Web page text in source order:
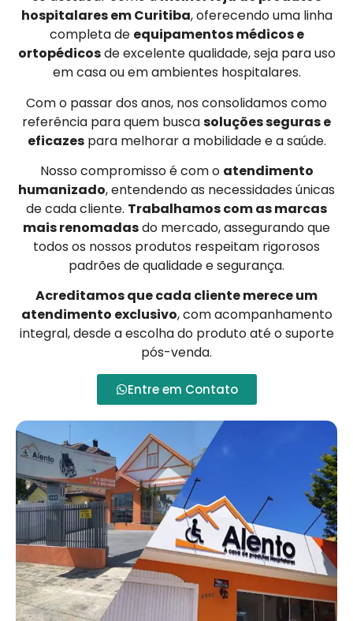
hospitalares em Curitiba, oferecendo uma linha
completa de equipamentos médicos e
ortopédicosde excelente qualidade, seja para uso
em casa ou em ambientes hospitalares.
Com o passar dos anos, nos consolidamos como
referência para quem buscasoluções seguras e
eficazespara melhorar a mobilidade e a saúde.
Nosso compromisso é com o atendimento
humanizado, entendendo as necessidades únicas
de cada cliente. Trabalhamos com as marcas
mais renomadasdo mercado, assegurando que
todos os nossos produtos respeitam rigorosos
padrões de qualidade e segurança.
Acreditamos que cada cliente merece um
atendimento exclusivo, com acompanhamento
integral, desde a escolha do produto até o suporte
pós-venda.
Entre em Contato